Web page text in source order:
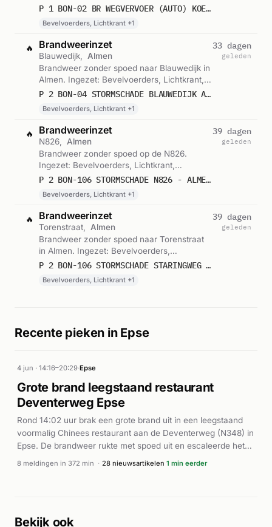
Blusgroep. Gemeld om 22:12.
P 1 BON-02 BR WEGVERVOER (AUTO) KOEKOEKWEG HARFSEN 067234
Bevelvoerders, Lichtkrant +1
🔥 Brandweerinzet
Blauwedijk, Almen
Brandweer zonder spoed naar Blauwedijk in
Almen. Ingezet: Bevelvoerders, Lichtkrant,
Blusgroep. Gemeld om 17:27.
P 2 BON-04 STORMSCHADE BLAUWEDIJK ALMEN 064331
Bevelvoerders, Lichtkrant +1
33 dagen
geleden
🔥 Brandweerinzet
N826, Almen
Brandweer zonder spoed op de N826.
Ingezet: Bevelvoerders, Lichtkrant,
Blusgroep. Gemeld om 12:00.
P 2 BON-106 STORMSCHADE N826 - ALMENSEWEG ALMEN 064331
Bevelvoerders, Lichtkrant +1
39 dagen
geleden
🔥 Brandweerinzet
Torenstraat, Almen
Brandweer zonder spoed naar Torenstraat
in Almen. Ingezet: Bevelvoerders,
Lichtkrant, Blusgroep. Gemeld om 11:01.
P 2 BON-106 STORMSCHADE STARINGWEG TORENSTRAAT ALMEN 064331
Bevelvoerders, Lichtkrant +1
39 dagen
geleden
Recente pieken in Epse
4 jun · 14:16–20:29·Epse
Grote brand leegstaand restaurant
Deventerweg Epse
Rond 14:02 uur brak een grote brand uit in een leegstaand
voormalig Chinees restaurant aan de Deventerweg (N348) in
Epse. De brandweer rukte met spoed uit en escaleerde het
incident naar GRIP 1 vanwege de omvang van de brand.
pand grotendeels ingestort. De politie kondigde aan een
8 meldingen in 372 min · 28 nieuwsartikelen 1 min eerder
Bekijk ook